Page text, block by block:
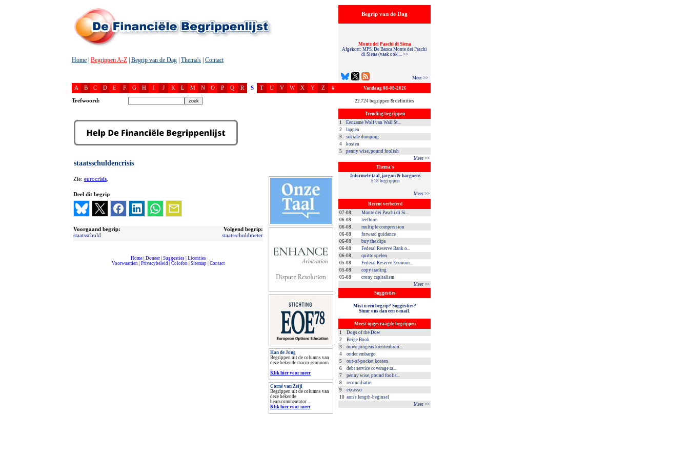
Home Begrippen A-Z Begrip van de Dag Thema's Contact
A B C D E F G H I J K L M N O P Q R S T U V W X Y Z #
Trefwoord:
Begrip van de Dag
Meer >>
Monte dei Paschi di Siena
Afgekort: MPS. De Banca Monte dei Paschi
di Siena (vaak ook ... >>
Vandaag 08-08-2026
22.724 begrippen & definities
Trending begrippen
1
Eenzame Wolf van Wall St...
2
lappen
3
sociale dumping
4
kosten
5
penny wise, pound foolish
Meer >>
Thema's
Informele taal, jargon & bargoens
518 begrippen
Meer >>
Recent verbeterd
07-08
Monte dei Paschi di Si...
06-08
leefloon
06-08
multiple compression
06-08
forward guidance
06-08
buy the dips
06-08
Federal Reserve Bank o...
06-08
quitte spelen
05-08
Federal Reserve Econom...
05-08
copy trading
05-08
crony capitalism
Meer >>
Suggesties
Mist u een begrip? Suggesties?
Stuur ons dan een e-mail.
Meest opgevraagde begrippen
1
Dogs of the Dow
2
Beige Book
3
ouwe jongens krentenbroo...
4
onder embargo
5
out-of-pocket kosten
6
debt service coverage ra...
7
penny wise, pound foolis...
8
reconciliatie
9
excasso
10 arm's length-beginsel
Meer >>
staatsschuldencrisis
Zie: eurocrisis
Deel dit begrip
Voorgaand begrip:
staatsschuld
Volgend begrip:
staatsschuldmeter
Home| Doneer| Suggesties| Licenties
Voorwaarden| Privacybeleid| Colofon| Sitemap| Contact
Han de Jong
Begrippen uit de columns van
deze bekende macro-econoom
...
Klik hier voor meer
Corné van Zeijl
Begrippen uit de columns van
deze bekende
beurscommentator ...
Klik hier voor meer